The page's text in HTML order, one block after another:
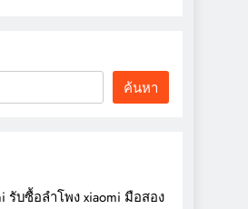
ค้นหา
รับซื้อลำโพง xiaomi มือสอง